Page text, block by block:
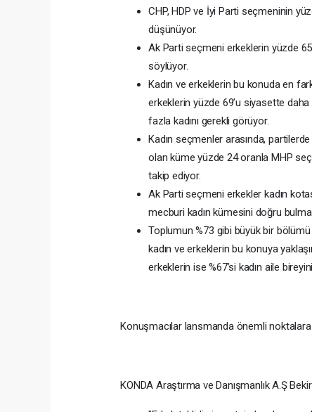
CHP, HDP ve İyi Parti seçmeninin
düşünüyor.
Ak Parti seçmeni erkeklerin yüzde
söylüyor.
Kadın ve erkeklerin bu konuda en
erkeklerin yüzde 69’u siyasette daha
fazla kadını gerekli görüyor.
Kadın seçmenler arasında,
olan küme yüzde 24 oranla MHP
takip ediyor.
Ak Parti seçmeni erkekler kadın
mecburi kadın kümesini doğru
Toplumun %73 gibi büyük bir
kadın ve erkeklerin bu konuya
erkeklerin ise %67’si kadın aile
Konuşmacılar lansmanda önemli noktalara
KONDA Araştırma ve Danışmanlık A.Ş Bekir